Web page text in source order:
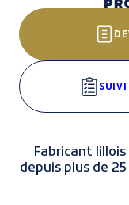
Fabricant
depuis plus de